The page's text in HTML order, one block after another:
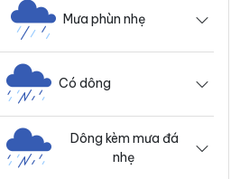
Mưa phùn nhẹ
Có dông
Dông kèm mưa đá
nhẹ